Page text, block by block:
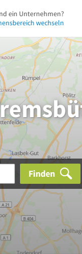
ein Unternehmen?
wechseln
Finden